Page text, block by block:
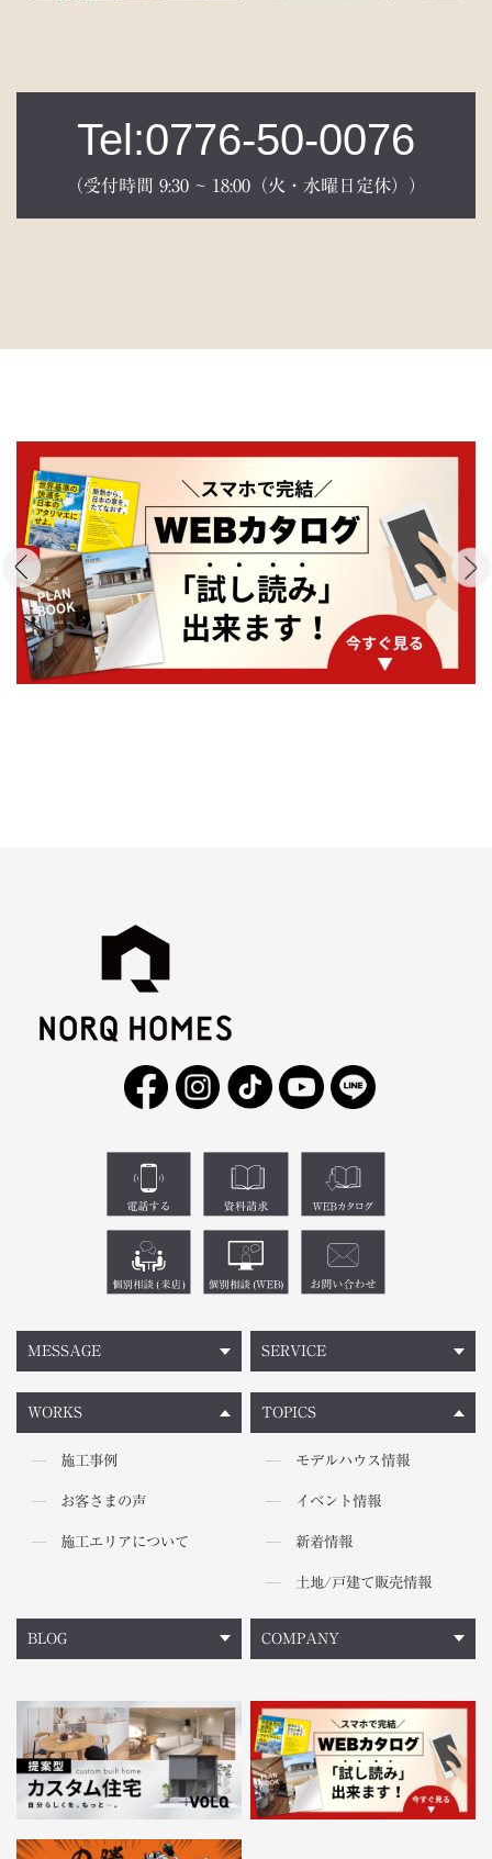
Tel:0776-50-0076
（受付時間 9:30 ~ 18:00（火・水曜日定休））
MESSAGE
WORKS
施工事例
お客さまの声
施工エリアについて
TOPICS
モデルハウス情報
イベント情報
新着情報
土地/戸建て販売情報
SERVICE
BLOG COMPANY